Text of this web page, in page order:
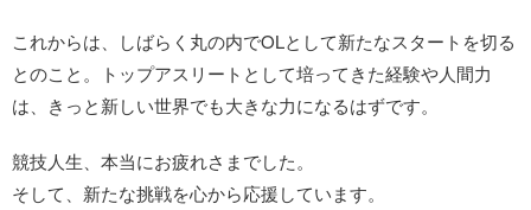
これからは、しばらく丸の内でOLとして新たなスタートを切る
とのこと。トップアスリートとして培ってきた経験や人間力
は、きっと新しい世界でも大きな力になるはずです。
競技人生、本当にお疲れさまでした。
そして、新たな挑戦を心から応援しています。